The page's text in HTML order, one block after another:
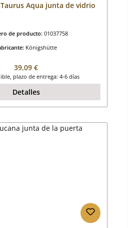
Aqua junta de vidrio
de producto: 01037758
Königshütte
Precio normal:
39,09 €
plazo de entrega: 4-6 días
Detalles